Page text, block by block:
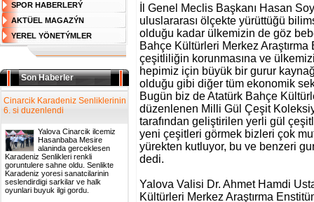
İl Genel Meclis Başkanı Hasan
uluslararası ölçekte yürüttüğü
olduğu kadar ülkemizin de göz
Bahçe Kültürleri Merkez
çeşitliliğin korunmasına ve
hepimiz için büyük bir gurur
olduğu gibi diğer tüm ekonomik
Bugün biz de Atatürk Bahçe
düzenlenen Milli Gül Çeşit
tarafından geliştirilen yerli gül
yeni çeşitleri görmek bizleri çok
yürekten kutluyor, bu ve benzeri
dedi.
Yalova Valisi Dr. Ahmet Hamdi
Kültürleri Merkez Araştırma
SPOR HABERLERÝ
AKTÜEL MAGAZÝN
YEREL YÖNETÝMLER
Son Haberler
Cinarcik Karadeniz Senliklerinin
6. si duzenlendi
Yalova Cinarcik ilcemiz
Hasanbaba Mesire
alaninda gerceklesen
Karadeniz Senlikleri renkli
goruntulere sahne oldu. Senlikte
Karadeniz yoresi sanatcilarinin
seslendirdigi sarkilar ve halk
oyunlari buyuk ilgi gordu.